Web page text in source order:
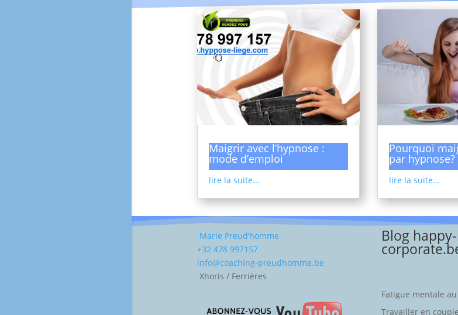
Maigrir avec l’hypnose :
mode d’emploi
lire la suite...
Pourquoi
par hypnose?
lire la suite...
Marie Preud’homme
+32 478 997157
info@coaching-preudhomme.be
Xhoris / Ferrières
Blog happy-
Fatigue mentale
Travailler en